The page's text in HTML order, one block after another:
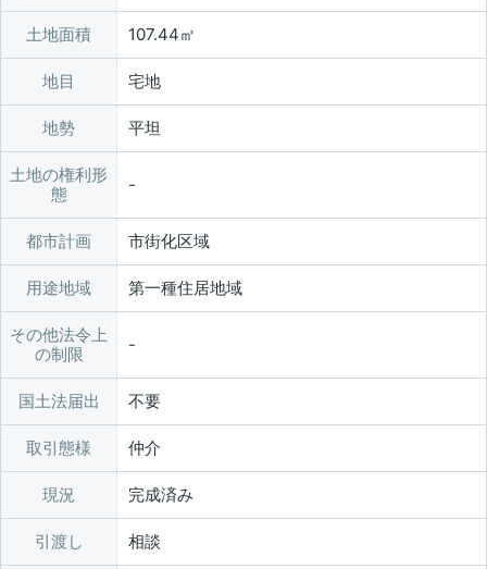
土地面積 107.44㎡
地目 宅地
地勢 平坦
土地の権利形
態
都市計画 市街化区域
用途地域 第一種住居地域
その他法令上
の制限
国土法届出 不要
取引態様 仲介
現況 完成済み
引渡し 相談